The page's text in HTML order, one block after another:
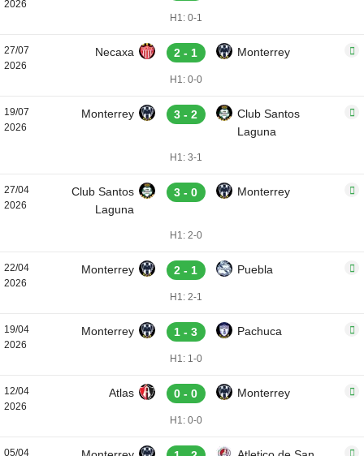
2026
H1: 0-1
27/07
2026
Necaxa 2 - 1 Monterrey
H1: 0-0
19/07
2026
Monterrey 3 - 2
Club Santos
Laguna
H1: 3-1
27/04
2026
Club Santos
Laguna
3 - 0 Monterrey
H1: 2-0
22/04
2026
Monterrey 2 - 1 Puebla
H1: 2-1
19/04
2026
Monterrey 1 - 3 Pachuca
H1: 1-0
12/04
2026
Atlas 0 - 0 Monterrey
H1: 0-0
05/04